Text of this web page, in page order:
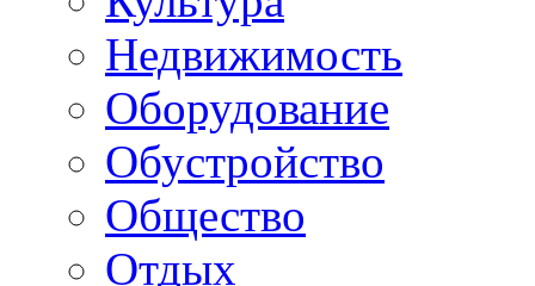
Недвижимость
Оборудование
Обустройство
Общество
Отдых